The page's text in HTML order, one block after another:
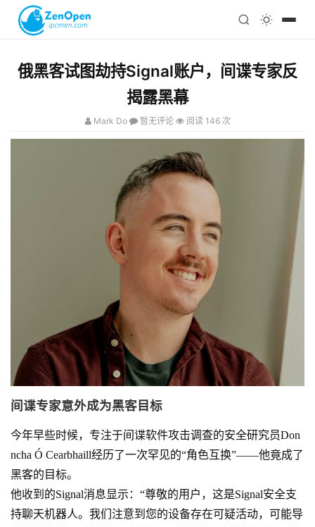
科技
心理
注册
俄黑客试图劫持Signal账户，间谍专家反
揭露黑幕
Mark Do 暂无评论 阅读 146 次
间谍专家意外成为黑客目标
今年早些时候，专注于间谍软件攻击调查的安全研究员Don
ncha Ó Cearbhaill经历了一次罕见的“角色互换”——他竟成了
黑客的目标。
他收到的Signal消息显示：“尊敬的用户，这是Signal安全支
持聊天机器人。我们注意到您的设备存在可疑活动，可能导